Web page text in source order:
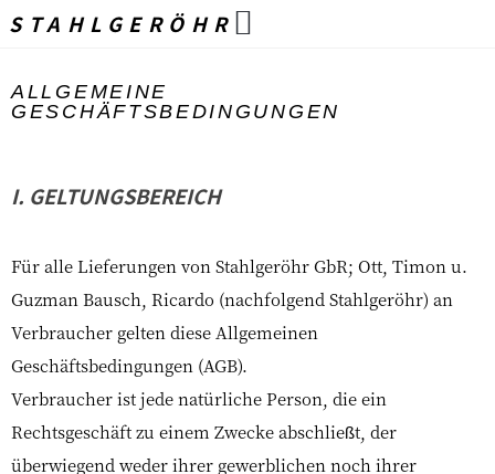
STAHLGERÖHR
ALLGEMEINE
GESCHÄFTSBEDINGUNGEN
I. GELTUNGSBEREICH
Für alle Lieferungen von Stahlgeröhr GbR; Ott, Timon u.
Guzman Bausch, Ricardo (nachfolgend Stahlgeröhr) an
Verbraucher gelten diese Allgemeinen
Geschäftsbedingungen (AGB).
Verbraucher ist jede natürliche Person, die ein
Rechtsgeschäft zu einem Zwecke abschließt, der
überwiegend weder ihrer gewerblichen noch ihrer